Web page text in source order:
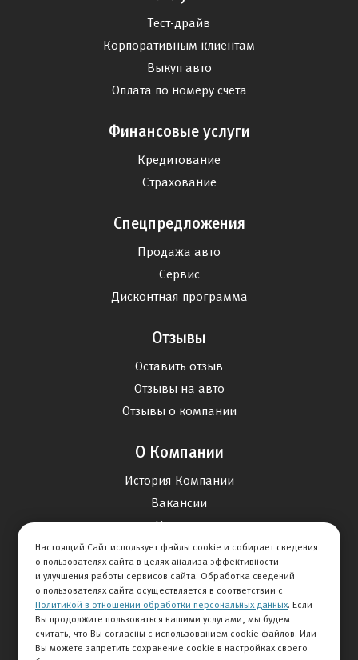
Тест-драйв
Корпоративным клиентам
Выкуп авто
Оплата по номеру счета
Финансовые услуги
Кредитование
Страхование
Спецпредложения
Продажа авто
Сервис
Дисконтная программа
Отзывы
Оставить отзыв
Отзывы на авто
Отзывы о компании
О Компании
История Компании
Вакансии
Новости
Карта сайта
Контакты
+7 495 234-33-66
Настоящий Сайт использует файлы cookie и собирает сведения
о пользователях сайта в целях анализа эффективности
и улучшения работы сервисов сайта. Обработка сведений
о пользователях сайта осуществляется в соответствии с
Политикой в отношении обработки персональных данных. Если
Вы продолжите пользоваться нашими услугами, мы будем
считать, что Вы согласны с использованием cookie-файлов. Или
Вы можете запретить сохранение cookie в настройках своего